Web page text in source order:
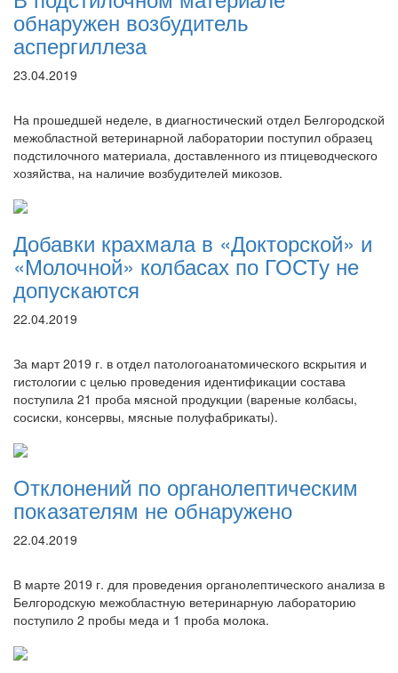
обнаружен возбудитель
аспергиллеза
23.04.2019
На прошедшей неделе, в диагностический отдел Белгородской
межобластной ветеринарной лаборатории поступил образец
подстилочного материала, доставленного из птицеводческого
хозяйства, на наличие возбудителей микозов.
Добавки крахмала в «Докторской» и
«Молочной» колбасах по ГОСТу не
допускаются
22.04.2019
За март 2019 г. в отдел патологоанатомического вскрытия и
гистологии с целью проведения идентификации состава
поступила 21 проба мясной продукции (вареные колбасы,
сосиски, консервы, мясные полуфабрикаты).
Отклонений по органолептическим
показателям не обнаружено
22.04.2019
В марте 2019 г. для проведения органолептического анализа в
Белгородскую межобластную ветеринарную лабораторию
поступило 2 пробы меда и 1 проба молока.